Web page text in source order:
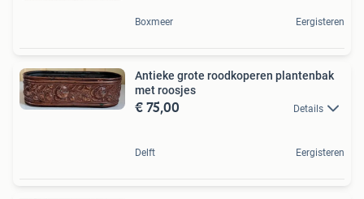
Boxmeer Eergisteren
Antieke grote roodkoperen plantenbak
met roosjes
€ 75,00 Details
Delft Eergisteren